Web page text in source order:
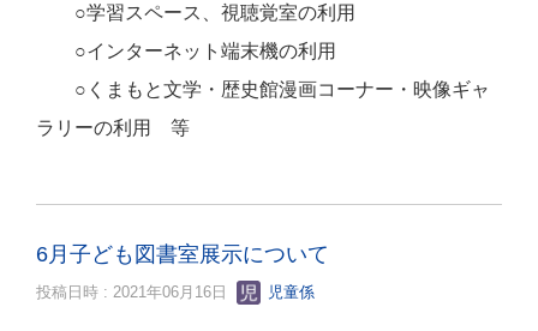
○学習スペース、視聴覚室の利用
○インターネット端末機の利用
○くまもと文学・歴史館漫画コーナー・映像ギャ
ラリーの利用 等
6月子ども図書室展示について
投稿日時 : 2021年06月16日 児童係